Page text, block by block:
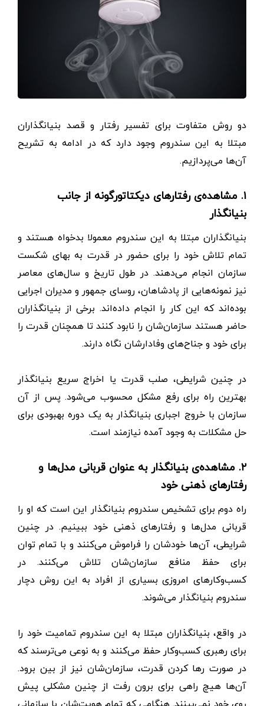
دو روش متفاوت برای تفسیر رفتار و قصد بنیانگذاران
مبتلا به این سندروم وجود دارد که در ادامه به تشریح
آن‌ها می‌پردازیم.
۱. مشاهده‌ی رفتارهای دیکتاتورگونه از جانب
بنیانگذار
بنیانگذاران مبتلا به این سندروم معمولا بدخواه هستند و
تمام تلاش خود را برای حضور در قدرت به بهای شکست
سازمان انجام می‌دهند. در طول تاریخ و سال‌های معاصر
نیز نمونه‌هایی از پادشاهان، روسای جمهور و مدیران اجرایی
بوده‌اند که این کار را انجام داده‌اند. برخی از بنیانگذاران
حاضر هستند سازمان‌شان را نابود کنند تا همچنان قدرت را
برای خود و جناح‌های وفادارشان نگاه دارند.
در چنین شرایطی، صلب قدرت یا اخراج سریع بنیانگذار
بهترین راه برای رفع مشکل محسوب می‌شود. پس از آن
سازمان با خروج اجباری بنیانگذار به یک دوره بهبودی برای
حل مشکلات به وجود آمده نیازمند است.
۲. مشاهده‌ی بنیانگذار به عنوان قربانی مدل‌ها و
رفتارهای ذهنی خود
راه دوم برای تشخیص سندروم بنیانگذار این است که او را
قربانی مدل‌ها و رفتارهای ذهنی خود ببینیم. در چنین
شرایطی، آن‌ها خودشان را فراموش می‌کنند و با تمام توان
برای حفظ منافع سازمان‌شان تلاش می‌کنند. در
کسب‌وکارهای امروزی بسیاری از افراد به این روش دچار
سندروم بنیانگذار می‌شوند.
در واقع، بنیانگذاران مبتلا به این سندروم تمامیت خود را
برای رهبری کسب‌وکار حفظ می‌کنند و به نوعی می‌ترسند که
در صورت رها کردن قدرت، سازمان‌شان نیز از بین برود.
آن‌ها هیچ راهی برای برون رفت از چنین مشکلی پیش